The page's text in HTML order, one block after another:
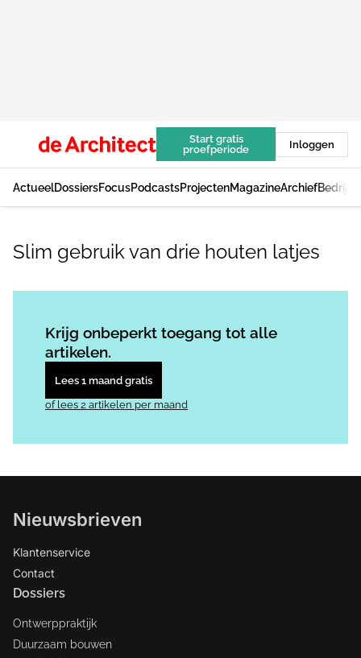
Start gratis
proefperiode
Inloggen
ActueelDossiersFocusPodcastsProjectenMagazineArchief
Slim gebruik van drie houten latjes
Krijg onbeperkt toegang tot alle
artikelen.
Lees 1 maand gratis
of lees 2 artikelen per maand
Nieuwsbrieven
Klantenservice
Contact
Dossiers
Ontwerppraktijk
Duurzaam bouwen